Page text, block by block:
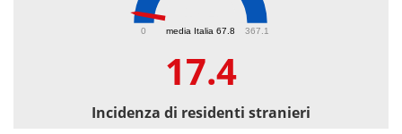
media Italia 67.8
0 367.1
17.4
Incidenza di residenti stranieri